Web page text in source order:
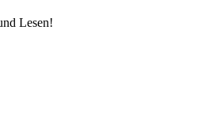
Lesen!